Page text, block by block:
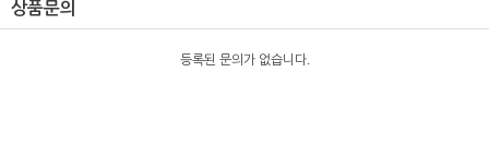
상품문의
등록된 문의가 없습니다.